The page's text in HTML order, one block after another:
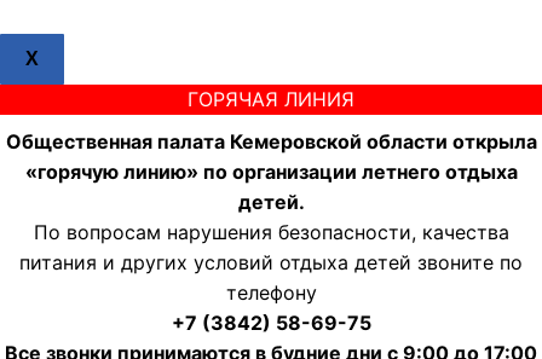
X
ГОРЯЧАЯ ЛИНИЯ
Общественная палата Кемеровской области открыла
«горячую линию» по организации летнего отдыха
детей.
По вопросам нарушения безопасности, качества
питания и других условий отдыха детей звоните по
телефону
+7 (3842) 58-69-75
Все звонки принимаются в будние дни с 9:00 до 17:00